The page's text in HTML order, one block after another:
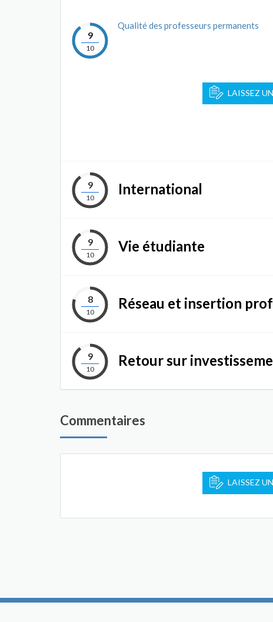
9
10
Qualité des professeurs permanents
LAISSEZ
9
10
International
9
10
Vie étudiante
8
10
Réseau et insertion
9
10
Retour sur
Commentaires
LAISSEZ